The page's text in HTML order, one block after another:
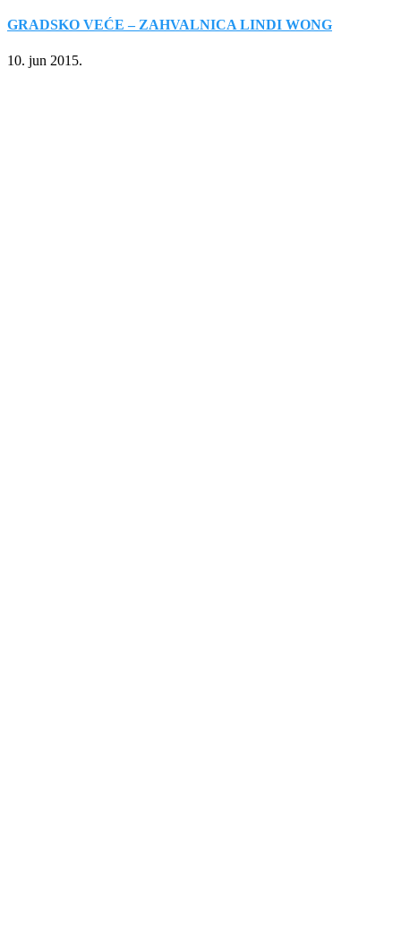
GRADSKO VEĆE – ZAHVALNICA LINDI WONG
10. jun 2015.